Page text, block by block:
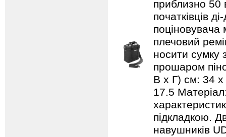
приблизно 50
початківців
поціновувача
плечовий
носити сумку
прошаром
В х Г) см: 34
17.5
підкладкою.
навушників